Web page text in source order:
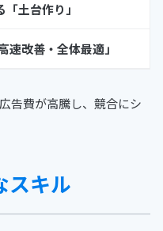
土台作り」
速改善・全体最適」
告費が高騰し、競合にシ
スキル